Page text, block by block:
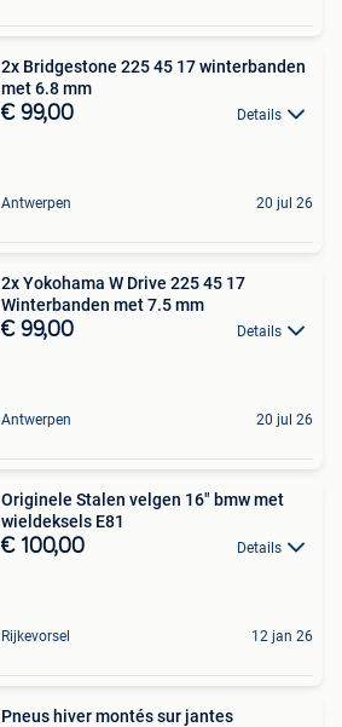
2x Bridgestone 225 45 17 winterbanden
met 6.8 mm
€ 99,00 Details
Antwerpen 20 jul 26
2x Yokohama W Drive 225 45 17
Winterbanden met 7.5 mm
€ 99,00 Details
Antwerpen 20 jul 26
Originele Stalen velgen 16" bmw met
wieldeksels E81
€ 100,00 Details
Rijkevorsel 12 jan 26
Pneus hiver montés sur jantes